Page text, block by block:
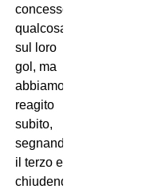
concesso
qualcosa
sul loro
gol, ma
abbiamo
reagito
subito,
segnando
il terzo e
chiudendo